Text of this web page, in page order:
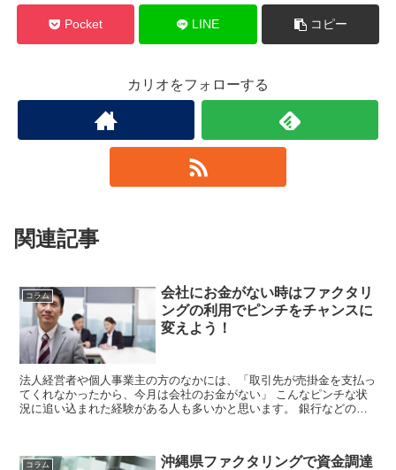
Pocket LINE コピー
カリオをフォローする
関連記事
コラム
会社にお金がない時はファクタリ
ングの利用でピンチをチャンスに
変えよう！
法人経営者や個人事業主の方のなかには、「取引先が売掛金を支払っ
てくれなかったから、今月は会社のお金がない」 こんなピンチな状
況に追い込まれた経験がある人も多いかと思います。 銀行などの金
コラム
沖縄県ファクタリングで資金調達